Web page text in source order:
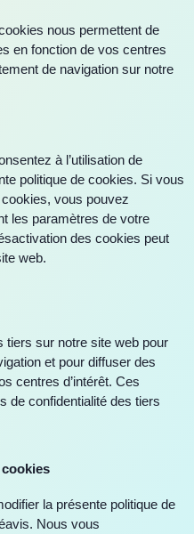
nous permettent de
en fonction de vos centres
de navigation sur notre
à l’utilisation de
politique de cookies. Si vous
cookies, vous pouvez
les paramètres de votre
des cookies peut
web.
tiers sur notre site web pour
et pour diffuser des
centres d’intérêt. Ces
de confidentialité des tiers
la présente politique de
Nous vous